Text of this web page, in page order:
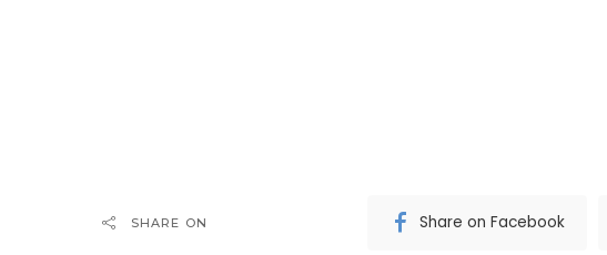
SHARE ON Share on Facebook